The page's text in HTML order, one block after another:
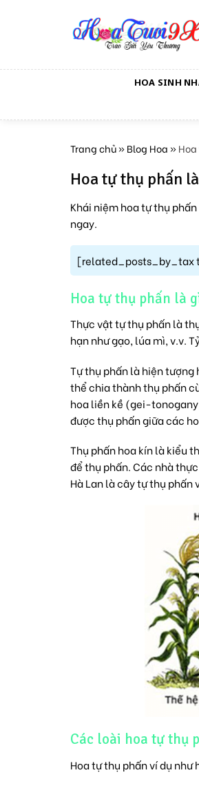
HOA SINH
Trang chủ»Blog Hoa»
Hoa tự thụ phấn
Khái niệm hoa tự thụ
ngay.
Hoa tự thụ phấn là
Thực vật tự thụ phấn là
hạn như gạo, lúa mì, v.v.
Tự thụ phấn là hiện tượng
thể chia thành thụ phấn
hoa liền kề (gei-
được thụ phấn giữa các
Thụ phấn hoa kín là kiểu
để thụ phấn. Các nhà
Hà Lan là cây tự thụ phấn
Các loài hoa tự thụ
Hoa tự thụ phấn ví dụ